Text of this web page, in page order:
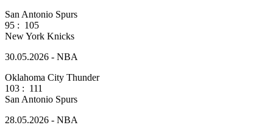
San Antonio Spurs
95 : 105
New York Knicks
30.05.2026 - NBA
Oklahoma City Thunder
103 : 111
San Antonio Spurs
28.05.2026 - NBA